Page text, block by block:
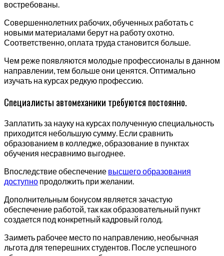
востребованы.
Совершеннолетних рабочих, обученных работать с
новыми материалами берут на работу охотно.
Соответственно, оплата труда становится больше.
Чем реже появляются молодые профессионалы в данном
направлении, тем больше они ценятся. Оптимально
изучать на курсах редкую профессию.
Специалисты автомеханики требуются постоянно.
Заплатить за науку на курсах полученную специальность
приходится небольшую сумму. Если сравнить
образованием в колледже, образование в пунктах
обучения несравнимо выгоднее.
Впоследствие обеспечение высшего образования
доступно продолжить при желании.
Дополнительным бонусом является зачастую
обеспечение работой, так как образовательный пункт
создается под конкретный кадровый голод.
Заиметь рабочее место по направлению, необычная
льгота для теперешних студентов. После успешного